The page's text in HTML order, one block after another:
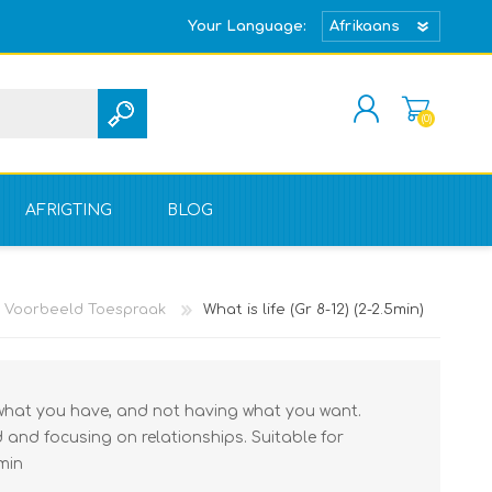
Your Language:
REGISTREER
TEKEN IN
(0)
AFRIGTING BLOG
Voorbeeld Toespraak What is life (Gr 8-12) (2-2.5min)
you have, and not having what you want.
focusing on relationships. Suitable for